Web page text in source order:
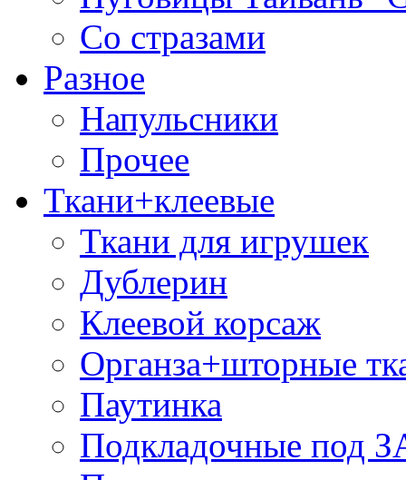
Со стразами
Разное
Напульсники
Прочее
Ткани+клеевые
Ткани для игрушек
Дублерин
Клеевой корсаж
Органза+шторные
Паутинка
Подкладочные под